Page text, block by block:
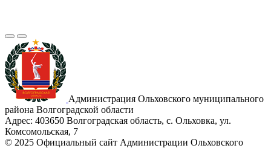
Администрация Ольховского муниципального
района Волгоградской области
Адрес: 403650 Волгоградская область, с. Ольховка, ул.
Комсомольская, 7
© 2025 Официальный сайт Администрации Ольховского